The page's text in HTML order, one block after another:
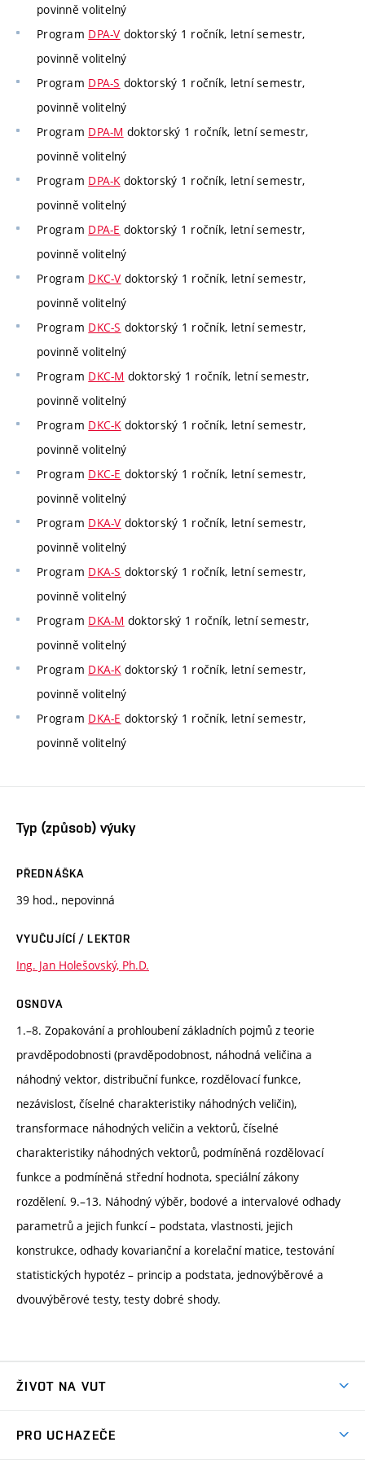
povinně volitelný
Program DPA-V doktorský 1 ročník, letní semestr,
povinně volitelný
Program DPA-S doktorský 1 ročník, letní semestr,
povinně volitelný
Program DPA-M doktorský 1 ročník, letní semestr,
povinně volitelný
Program DPA-Kdoktorský 1 ročník, letní semestr,
povinně volitelný
Program DPA-E doktorský 1 ročník, letní semestr,
povinně volitelný
Program DKC-V doktorský 1 ročník, letní semestr,
povinně volitelný
Program DKC-S doktorský 1 ročník, letní semestr,
povinně volitelný
Program DKC-M doktorský 1 ročník, letní semestr,
povinně volitelný
Program DKC-Kdoktorský 1 ročník, letní semestr,
povinně volitelný
Program DKC-E doktorský 1 ročník, letní semestr,
povinně volitelný
Program DKA-V doktorský 1 ročník, letní semestr,
povinně volitelný
Program DKA-S doktorský 1 ročník, letní semestr,
povinně volitelný
Program DKA-M doktorský 1 ročník, letní semestr,
povinně volitelný
Program DKA-Kdoktorský 1 ročník, letní semestr,
povinně volitelný
Program DKA-E doktorský 1 ročník, letní semestr,
povinně volitelný
Typ (způsob) výuky
PŘEDNÁŠKA
39 hod., nepovinná
VYUČUJÍCÍ / LEKTOR
Ing. Jan Holešovský, Ph.D.
OSNOVA
1.–8. Zopakování a prohloubení základních pojmů z teorie
pravděpodobnosti (pravděpodobnost, náhodná veličina a
náhodný vektor, distribuční funkce, rozdělovací funkce,
nezávislost, číselné charakteristiky náhodných veličin),
transformace náhodných veličin a vektorů, číselné
charakteristiky náhodných vektorů, podmíněná rozdělovací
funkce a podmíněná střední hodnota, speciální zákony
rozdělení. 9.–13. Náhodný výběr, bodové a intervalové odhady
parametrů a jejich funkcí – podstata, vlastnosti, jejich
konstrukce, odhady kovarianční a korelační matice, testování
statistických hypotéz – princip a podstata, jednovýběrové a
dvouvýběrové testy, testy dobré shody.
ŽIVOT NA VUT
PRO UCHAZEČE